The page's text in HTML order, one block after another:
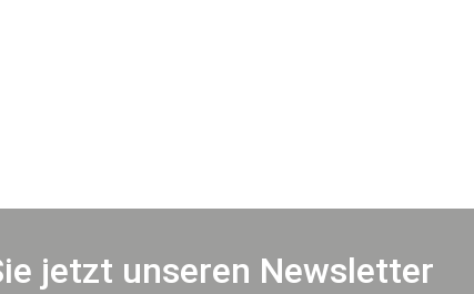
jetzt unseren Newsletter